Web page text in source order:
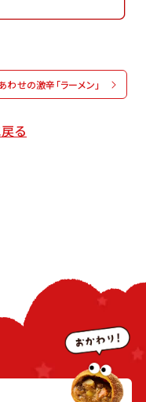
る
わせの激辛「ラーメン」